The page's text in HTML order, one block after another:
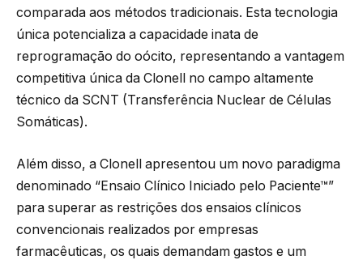
comparada aos métodos tradicionais. Esta tecnologia
única potencializa a capacidade inata de
reprogramação do oócito, representando a vantagem
competitiva única da Clonell no campo altamente
técnico da SCNT (Transferência Nuclear de Células
Somáticas).
Além disso, a Clonell apresentou um novo paradigma
denominado “Ensaio Clínico Iniciado pelo Paciente™”
para superar as restrições dos ensaios clínicos
convencionais realizados por empresas
farmacêuticas, os quais demandam gastos e um